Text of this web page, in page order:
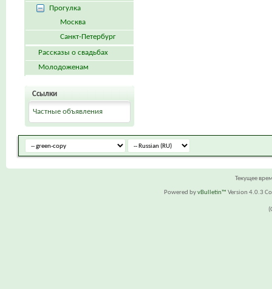
Прогулка
Москва
Санкт-Петербург
Рассказы о свадьбах
Молодоженам
Ссылки
Частные объявления
Текущее
Powered byvBulletin™ Version 4.0.3